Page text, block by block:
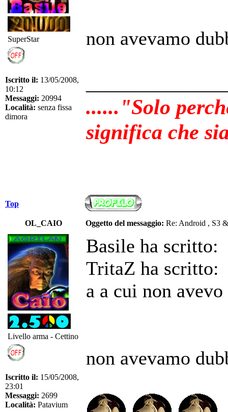
SuperStar
Iscritto il: 13/05/2008,
10:12
Messaggi: 20994
Località: senza fissa
dimora
non avevamo
......"Solo
significa che
Top
OL_CAIO Oggetto del messaggio: Re: Android , S3
Livello arma - Cettino
Iscritto il: 15/05/2008,
23:01
Messaggi: 2699
Località: Patavium
Basile ha scritto:
TritaZ ha scritto:
a a cui non avevo
non avevamo